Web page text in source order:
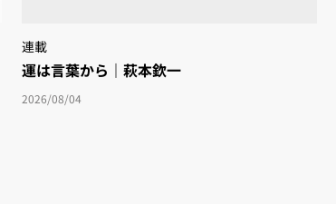
連載
運は言葉から｜萩本欽一
2026/08/04